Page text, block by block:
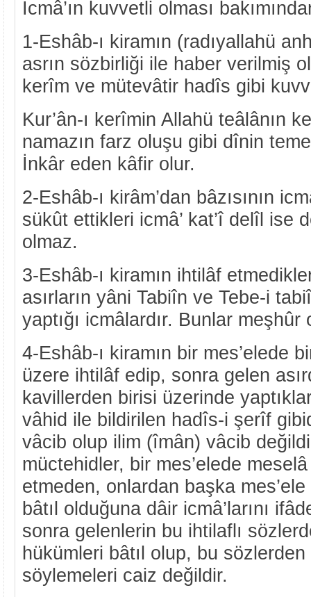
İcmâ’ın kuvvetli olması
1-Eshâb-ı kiramın (radıyallahü
asrın sözbirliği ile haber verilmiş
kerîm ve mütevâtir hadîs gibi
Kur’ân-ı kerîmin Allahü teâlânın
namazın farz oluşu gibi dînin
İnkâr eden kâfir olur.
2-Eshâb-ı kirâm’dan bâzısının
sükût ettikleri icmâ’ kat’î delîl ise
olmaz.
3-Eshâb-ı kiramın ihtilâf
asırların yâni Tabiîn ve Tebe-i
yaptığı icmâlardır. Bunlar
4-Eshâb-ı kiramın bir mes’elede
üzere ihtilâf edip, sonra gelen
kavillerden birisi üzerinde
vâhid ile bildirilen hadîs-i şerîf
vâcib olup ilim (îmân) vâcib
müctehidler, bir mes’elede
etmeden, onlardan başka
bâtıl olduğuna dâir icmâ’larını
sonra gelenlerin bu ihtilaflı
hükümleri bâtıl olup, bu
söylemeleri caiz değildir.